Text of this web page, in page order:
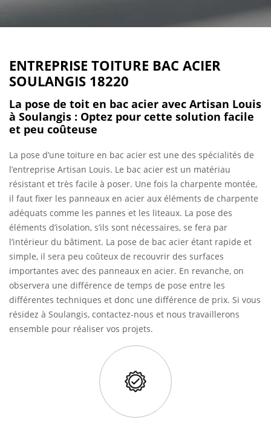
ENTREPRISE TOITURE BAC ACIER
SOULANGIS 18220
La pose de toit en bac acier avec Artisan Louis
à Soulangis : Optez pour cette solution facile
et peu coûteuse
La pose d’une toiture en bac acier est une des spécialités de
l’entreprise Artisan Louis. Le bac acier est un matériau
résistant et très facile à poser. Une fois la charpente montée,
il faut fixer les panneaux en acier aux éléments de charpente
adéquats comme les pannes et les liteaux. La pose des
éléments d’isolation, s’ils sont nécessaires, se fera par
l’intérieur du bâtiment. La pose de bac acier étant rapide et
simple, il sera peu coûteux de recouvrir des surfaces
importantes avec des panneaux en acier. En revanche, on
observera une différence de temps de pose entre les
différentes techniques et donc une différence de prix. Si vous
résidez à Soulangis, contactez-nous et nous travaillerons
ensemble pour réaliser vos projets.